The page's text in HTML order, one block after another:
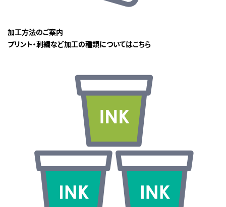
加工方法のご案内
プリント・刺繍など加工の種類についてはこちら